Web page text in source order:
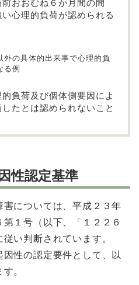
おおむね６か月間の間
心理的負荷が認められる
外の具体的出来事で心理的負
る例
負荷及び個体側要因によ
たとは認められないこと
性認定基準
については、平成２３年
１号（以下、「１２２６
い判断されています。
因性の認定要件として、以
。